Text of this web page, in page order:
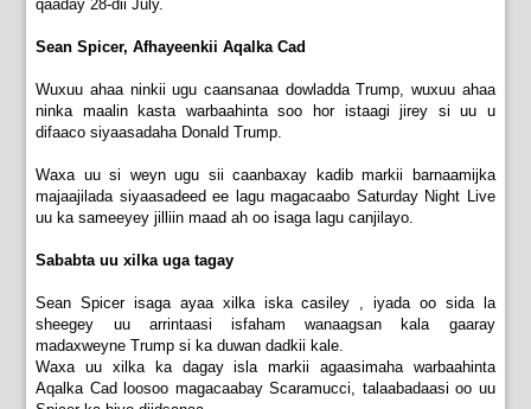
qaaday 28-dii July.
Sean Spicer, Afhayeenkii Aqalka Cad
Wuxuu ahaa ninkii ugu caansanaa dowladda Trump, wuxuu ahaa
ninka maalin kasta warbaahinta soo hor istaagi jirey si uu u
difaaco siyaasadaha Donald Trump.
Waxa uu si weyn ugu sii caanbaxay kadib markii barnaamijka
majaajilada siyaasadeed ee lagu magacaabo Saturday Night Live
uu ka sameeyey jilliin maad ah oo isaga lagu canjilayo.
Sababta uu xilka uga tagay
Sean Spicer isaga ayaa xilka iska casiley , iyada oo sida la
sheegey uu arrintaasi isfaham wanaagsan kala gaaray
madaxweyne Trump si ka duwan dadkii kale.
Waxa uu xilka ka dagay isla markii agaasimaha warbaahinta
Aqalka Cad loosoo magacaabay Scaramucci, talaabadaasi oo uu